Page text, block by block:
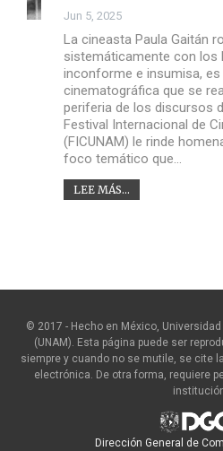
Jun 5, 2025
La cineasta Paula Gaitán
sistemáticamente con los
inconforme e insumisa,
cinematográfica que se
periferia de los discursos
Festival Internacional de
(FICUNAM) le rinde
foco temático que…
LEE MÁS...
© 2017 - Hecho en México,
(UNAM). Esta página puede ser
siempre y cuando no se mutile, se cite
electrónica. De otra forma, requiere
Dirección General de